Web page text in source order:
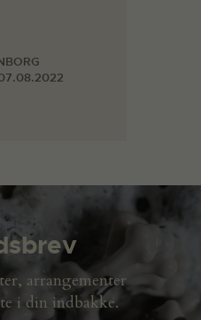
arrangementer
i din indbakke.